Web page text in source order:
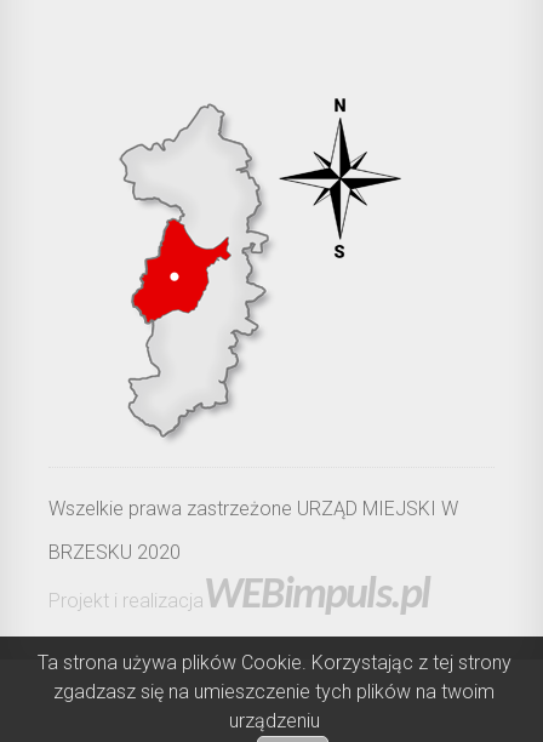
Ta strona używa plików Cookie. Korzystając z tej strony
zgadzasz się na umieszczenie tych plików na twoim
urządzeniu
Wszelkie prawa zastrzeżone URZĄD MIEJSKI W
BRZESKU 2020
Projekt i realizacja WEBimpuls.pl